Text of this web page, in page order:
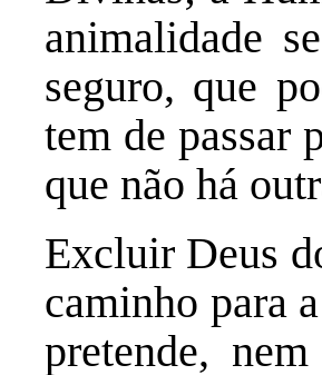
animalidade
seguro, que
tem de passar
que não há
Excluir Deus
caminho para
pretende,